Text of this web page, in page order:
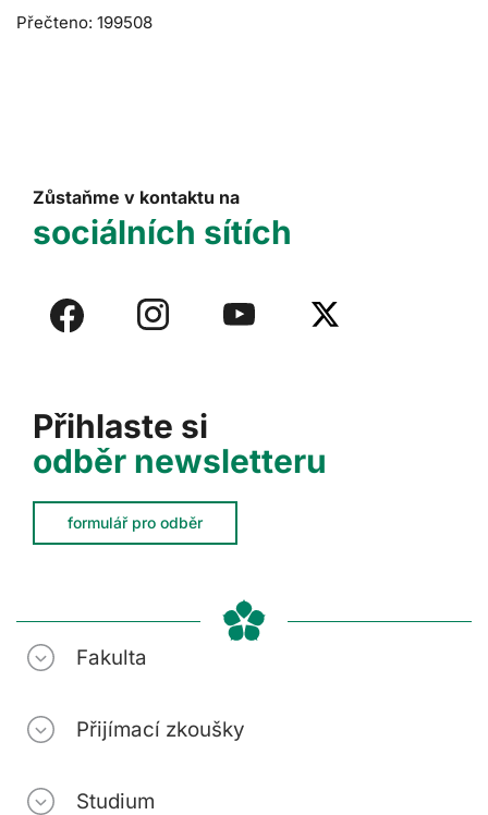
Přečteno: 199508
Přihlaste si
odběr newsletteru
formulář pro odběr
Zůstaňme v kontaktu na
sociálních sítích
Fakulta
Přijímací zkoušky
Studium